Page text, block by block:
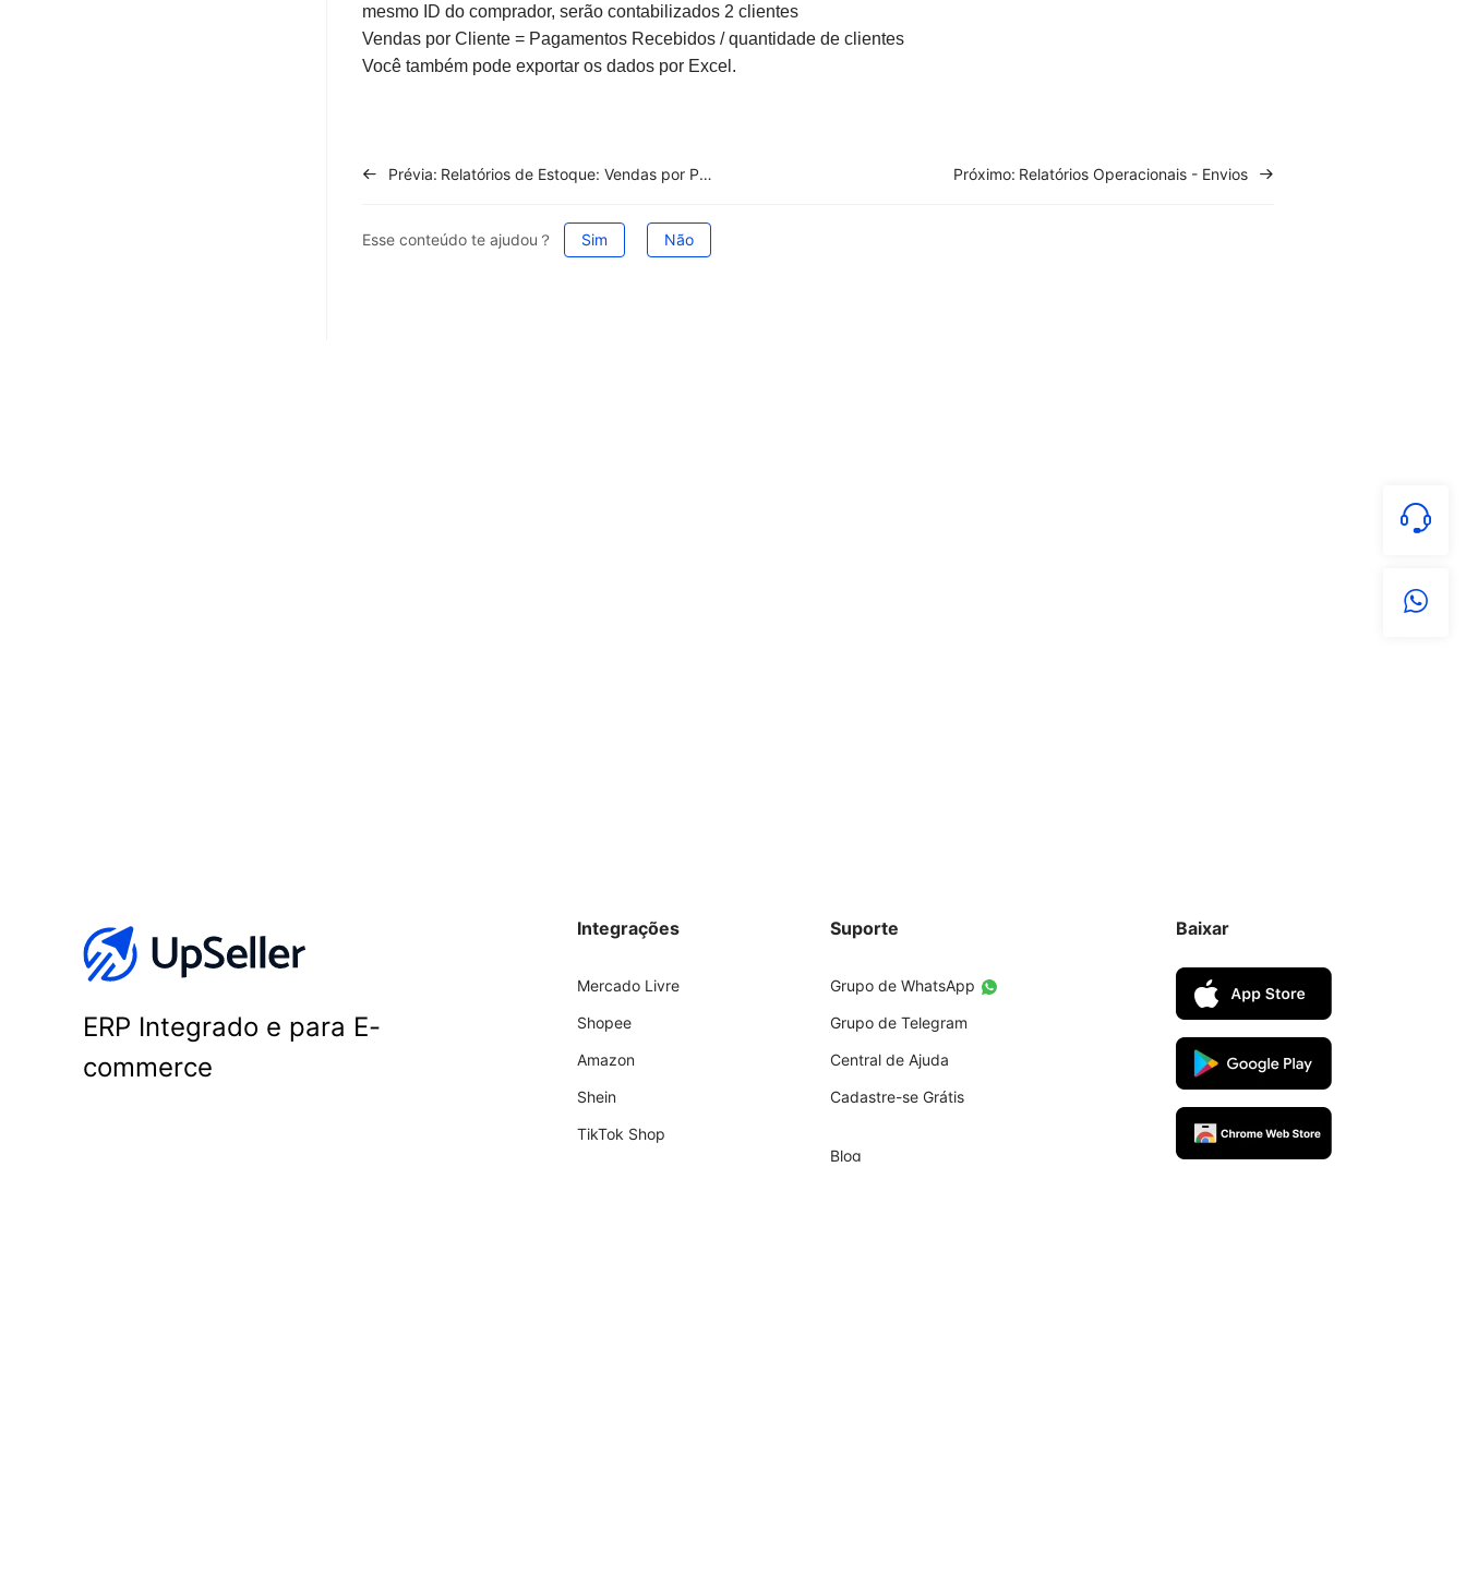
mesmo ID do comprador, serão contabilizados 2 clientes
Vendas por Cliente = Pagamentos Recebidos / quantidade de clientes
Você também pode exportar os dados por Excel.
Prévia: Relatórios de Estoque: Vendas por Produtos do Armazém Próximo: Relatórios Operacionais - Envios
Esse conteúdo te ajudou？ Sim Não
ERP Integrado e para E-
commerce
Integrações
Mercado Livre
Shopee
Amazon
Shein
TikTok Shop
Suporte
Grupo de WhatsApp
Grupo de Telegram
Central de Ajuda
Cadastre-se Grátis
Blog
Baixar